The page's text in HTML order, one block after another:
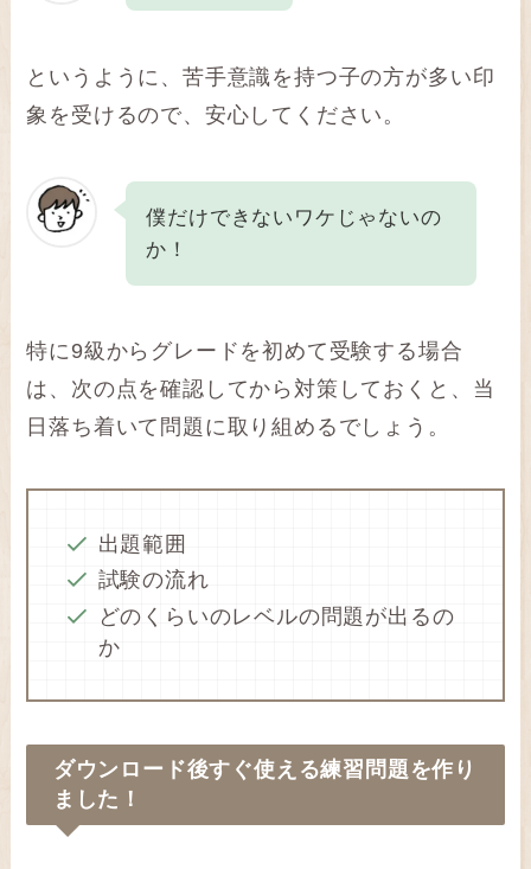
というように、苦手意識を持つ子の方が多い印
象を受けるので、安心してください。
僕だけできないワケじゃないの
か！
特に9級からグレードを初めて受験する場合
は、次の点を確認してから対策しておくと、当
日落ち着いて問題に取り組めるでしょう。
出題範囲
試験の流れ
どのくらいのレベルの問題が出るの
か
ダウンロード後すぐ使える練習問題を作り
ました！